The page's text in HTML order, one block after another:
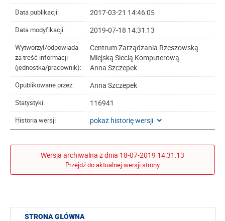
Data publikacji: 2017-03-21 14:46:05
Data modyfikacji: 2019-07-18 14:31:13
Wytworzył/odpowiada
za treść informacji
(jednostka/pracownik):
Centrum Zarządzania Rzeszowską
Miejską Siecią Komputerową
Anna Szczepek
Opublikowane przez: Anna Szczepek
Statystyki: 116941
Historia wersji pokaż historię wersji
Wersja archiwalna z dnia 18-07-2019 14:31:13
Przejdź do aktualnej wersji strony
STRONA GŁÓWNA